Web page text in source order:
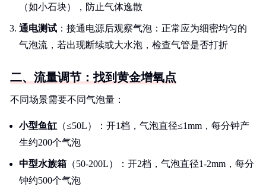
（如小石块），防止气体逸散
通电测试 ：接通电源后观察气泡：正常应为细密均匀的
气泡流，若出现断续或大水泡，检查气管是否打折
二、流量调节：找到黄金增氧点
不同场景需要不同气泡量：
小型鱼缸 （≤50L）：开1档，气泡直径≤1mm，每分钟产
生约200个气泡
中型水族箱 （50-200L）：开2档，气泡直径1-2mm，每分
钟约500个气泡